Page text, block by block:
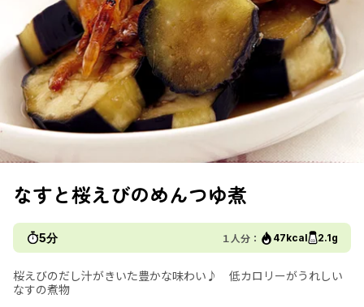
なすと桜えびのめんつゆ煮
5分 １人分： 47kcal 2.1g
桜えびのだし汁がきいた豊かな味わい♪ 低カロリーがうれしい
なすの煮物